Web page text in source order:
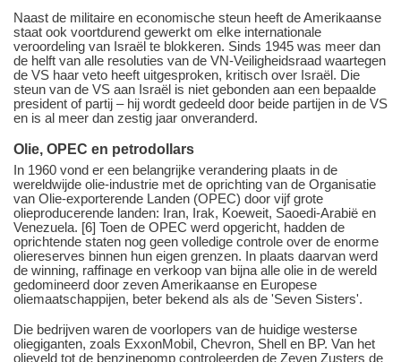
Naast de militaire en economische steun heeft de Amerikaanse
staat ook voortdurend gewerkt om elke internationale
veroordeling van Israël te blokkeren. Sinds 1945 was meer dan
de helft van alle resoluties van de VN-Veiligheidsraad waartegen
de VS haar veto heeft uitgesproken, kritisch over Israël. Die
steun van de VS aan Israël is niet gebonden aan een bepaalde
president of partij – hij wordt gedeeld door beide partijen in de VS
en is al meer dan zestig jaar onveranderd.
Olie, OPEC en petrodollars
In 1960 vond er een belangrijke verandering plaats in de
wereldwijde olie-industrie met de oprichting van de Organisatie
van Olie-exporterende Landen (OPEC) door vijf grote
olieproducerende landen: Iran, Irak, Koeweit, Saoedi-Arabië en
Venezuela. [6] Toen de OPEC werd opgericht, hadden de
oprichtende staten nog geen volledige controle over de enorme
oliereserves binnen hun eigen grenzen. In plaats daarvan werd
de winning, raffinage en verkoop van bijna alle olie in de wereld
gedomineerd door zeven Amerikaanse en Europese
oliemaatschappijen, beter bekend als als de 'Seven Sisters'.
Die bedrijven waren de voorlopers van de huidige westerse
oliegiganten, zoals ExxonMobil, Chevron, Shell en BP. Van het
olieveld tot de benzinepomp controleerden de Zeven Zusters de